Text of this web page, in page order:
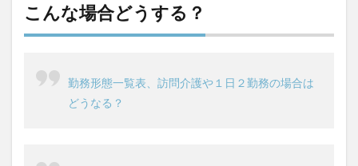
こんな場合どうする？
勤務形態一覧表、訪問介護や１日２勤務の場合は
どうなる？